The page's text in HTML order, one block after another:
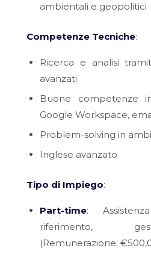
ambientali e geopolitici
Competenze Tecniche:
Ricerca e analisi
avanzati
Buone competenze
Google Workspace,
Problem-solving in
Inglese avanzato
Tipo di Impiego:
Part-time:
riferimento,
(Remunerazione: